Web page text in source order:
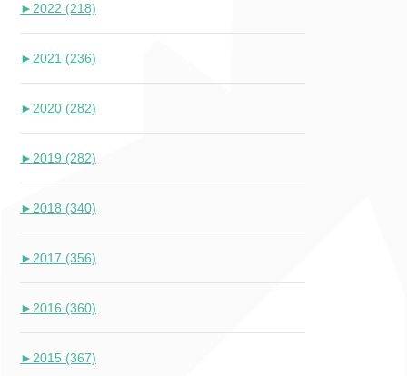
► 2022 (218)
► 2021 (236)
► 2020 (282)
► 2019 (282)
► 2018 (340)
► 2017 (356)
► 2016 (360)
► 2015 (367)